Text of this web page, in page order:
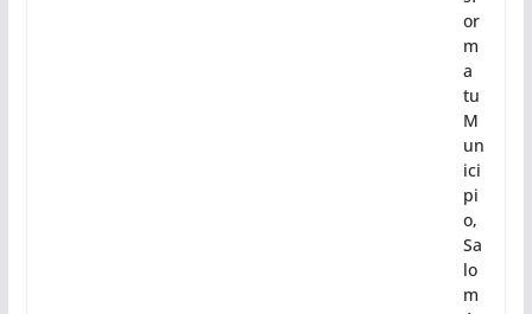
or
m
a
tu
M
un
ici
pi
o,
Sa
lo
m